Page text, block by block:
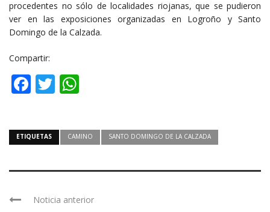
procedentes no sólo de localidades riojanas, que se pudieron
ver en las exposiciones organizadas en Logroño y Santo
Domingo de la Calzada.
Compartir:
Facebook
Twitter
ETIQUETAS CAMINO SANTO DOMINGO DE LA CALZADA
Noticia anterior